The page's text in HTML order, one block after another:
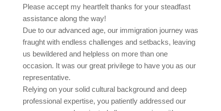
Please accept my heartfelt thanks for your steadfast
assistance along the way!
Due to our advanced age, our immigration journey was
fraught with endless challenges and setbacks, leaving
us bewildered and helpless on more than one
occasion. It was our great privilege to have you as our
representative.
Relying on your solid cultural background and deep
professional expertise, you patiently addressed our